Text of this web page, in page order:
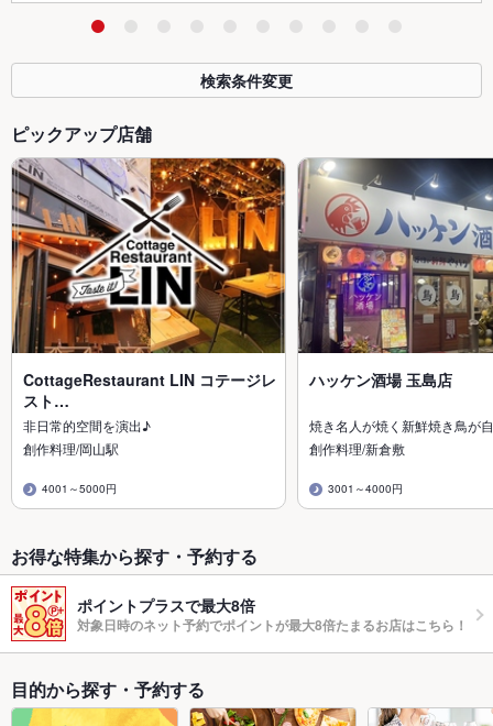
検索条件変更
ピックアップ店舗
CottageRestaurant LIN コテージレ
スト…
非日常的空間を演出♪
創作料理/岡山駅
4001～5000円
ハッケン酒場 玉島店
焼き名人が焼く新鮮焼き鳥が
創作料理/新倉敷
3001～4000円
お得な特集から探す・予約する
ポイントプラスで最大8倍
対象日時のネット予約でポイントが最大8倍たまるお店はこちら！
目的から探す・予約する